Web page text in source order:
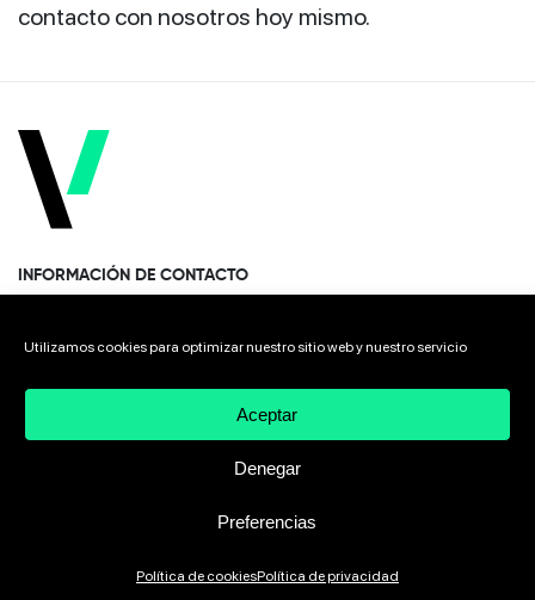
Utilizamos cookies para optimizar nuestro sitio web y nuestro servicio
Aceptar
Denegar
Preferencias
Política de cookiesPolítica de privacidad
contacto con nosotros hoy mismo.
INFORMACIÓN DE CONTACTO
20014 Spain